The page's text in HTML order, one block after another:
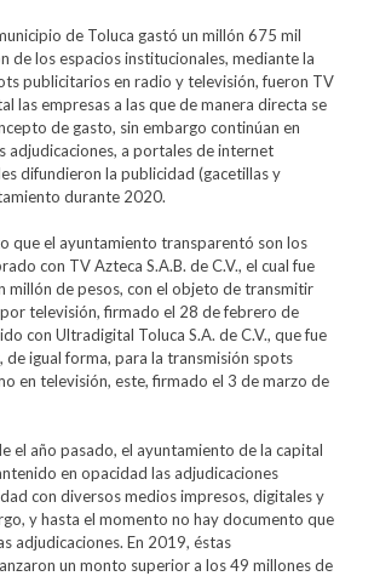
de Toluca gastó un millón 675 mil
de los espacios institucionales, mediante la
publicitarios en radio y televisión, fueron TV
las empresas a las que de manera directa se
de gasto, sin embargo continúan en
adjudicaciones, a portales de internet
difundieron la publicidad (gacetillas y
durante 2020.
que el ayuntamiento transparentó son los
con TV Azteca S.A.B. de C.V., el cual fue
millón de pesos, con el objeto de transmitir
televisión, firmado el 28 de febrero de
con Ultradigital Toluca S.A. de C.V., que fue
de igual forma, para la transmisión spots
en televisión, este, firmado el 3 de marzo de
el año pasado, el ayuntamiento de la capital
en opacidad las adjudicaciones
con diversos medios impresos, digitales y
y hasta el momento no hay documento que
adjudicaciones. En 2019, éstas
un monto superior a los 49 millones de